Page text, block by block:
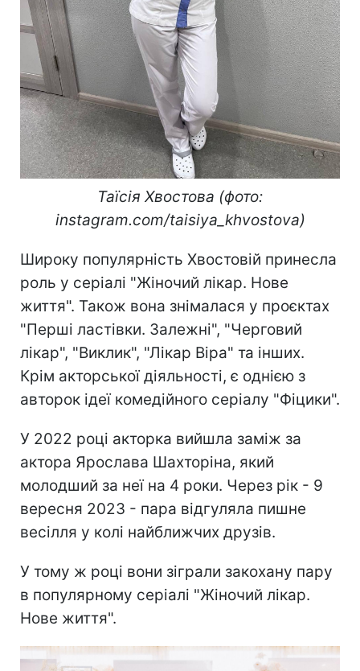
Таїсія Хвостова (фото:
instagram.com/taisiya_khvostova)
Широку популярність Хвостовій принесла
роль у серіалі "Жіночий лікар. Нове
життя". Також вона знімалася у проєктах
"Перші ластівки. Залежні", "Черговий
лікар", "Виклик", "Лікар Віра" та інших.
Крім акторської діяльності, є однією з
авторок ідеї комедійного серіалу "Фіцики".
У 2022 році акторка вийшла заміж за
актора Ярослава Шахторіна, який
молодший за неї на 4 роки. Через рік - 9
вересня 2023 - пара відгуляла пишне
весілля у колі найближчих друзів.
У тому ж році вони зіграли закохану пару
в популярному серіалі "Жіночий лікар.
Нове життя".